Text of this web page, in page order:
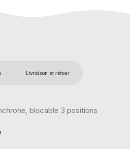
Livraison et retour
blocable 3 positions